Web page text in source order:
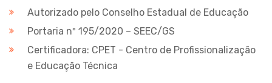
Autorizado pelo Conselho Estadual de Educação
Portaria nº 195/2020 – SEEC/GS
Certificadora: CPET - Centro de Profissionalização
e Educação Técnica